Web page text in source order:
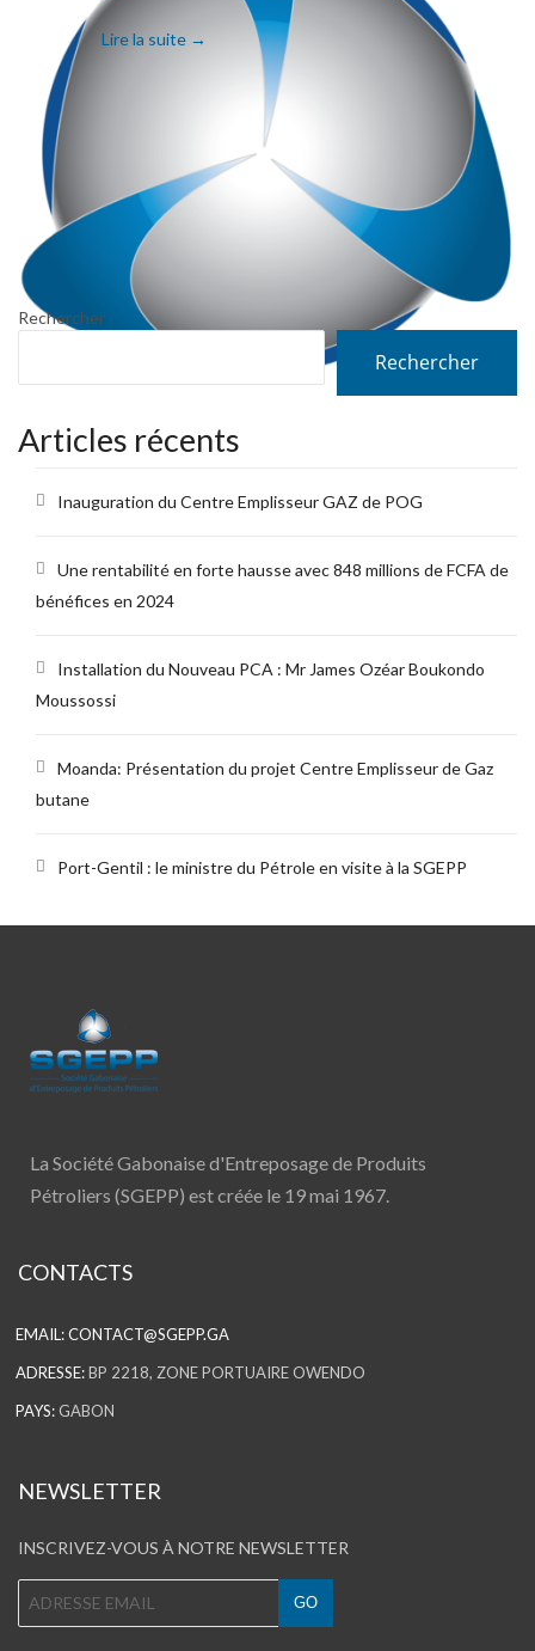
Lire la suite →
Rechercher
Rechercher
Articles récents
Inauguration du Centre Emplisseur GAZ de POG
Une rentabilité en forte hausse avec 848 millions de FCFA de
bénéfices en 2024
Installation du Nouveau PCA : Mr James Ozéar Boukondo
Moussossi
Moanda: Présentation du projet Centre Emplisseur de Gaz
butane
Port-Gentil : le ministre du Pétrole en visite à la SGEPP
La Société Gabonaise d'Entreposage de Produits
Pétroliers (SGEPP) est créée le 19 mai 1967.
CONTACTS
EMAIL:CONTACT@SGEPP.GA
ADRESSE:BP 2218, ZONE PORTUAIRE OWENDO
PAYS: GABON
NEWSLETTER
INSCRIVEZ-VOUS À NOTRE NEWSLETTER